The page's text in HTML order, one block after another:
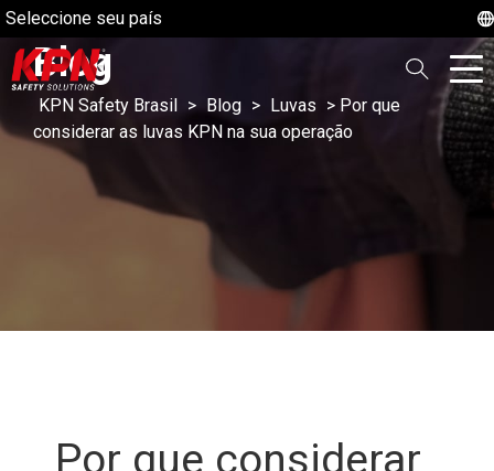
Seleccione seu país
Blog
KPN Safety Brasil > Blog > Luvas > Por que
considerar as luvas KPN na sua operação
Por que considerar